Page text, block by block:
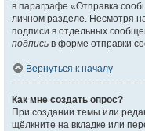
в параграфе «Отправка
личном разделе. Несмотря
подписи в отдельных
подпись в форме отправки
Вернуться к началу
Как мне создать опрос?
При создании темы или
щёлкните на вкладке или